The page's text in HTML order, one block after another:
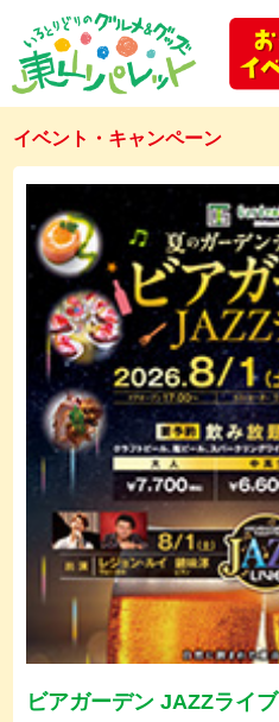
イベント・キャンペーン
ビアガーデン JAZZライブ